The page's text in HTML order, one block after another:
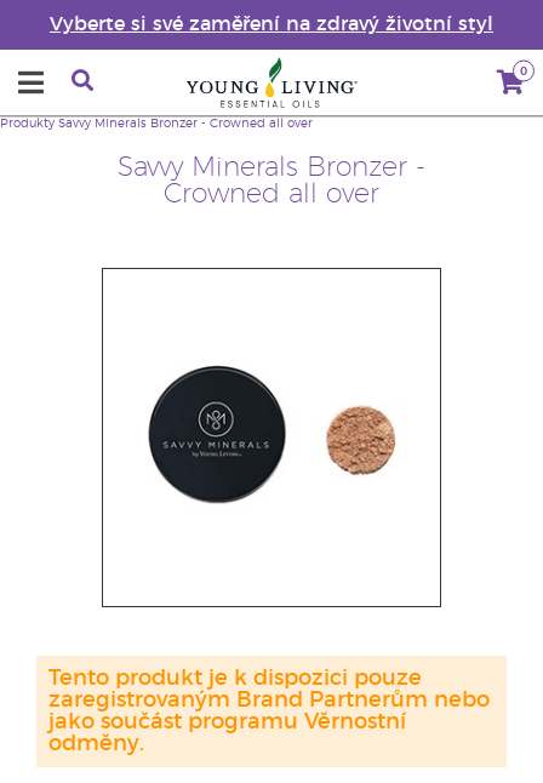
Vyberte si své zaměření na zdravý životní styl
0
Savvy Minerals Bronzer -
Crowned all over
Produkty Savvy Minerals Bronzer - Crowned all over
Tento produkt je k dispozici pouze
zaregistrovaným Brand Partnerům nebo
jako součást programu Věrnostní
odměny.